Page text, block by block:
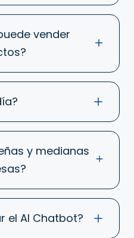
vender
y medianas
el AI Chatbot?